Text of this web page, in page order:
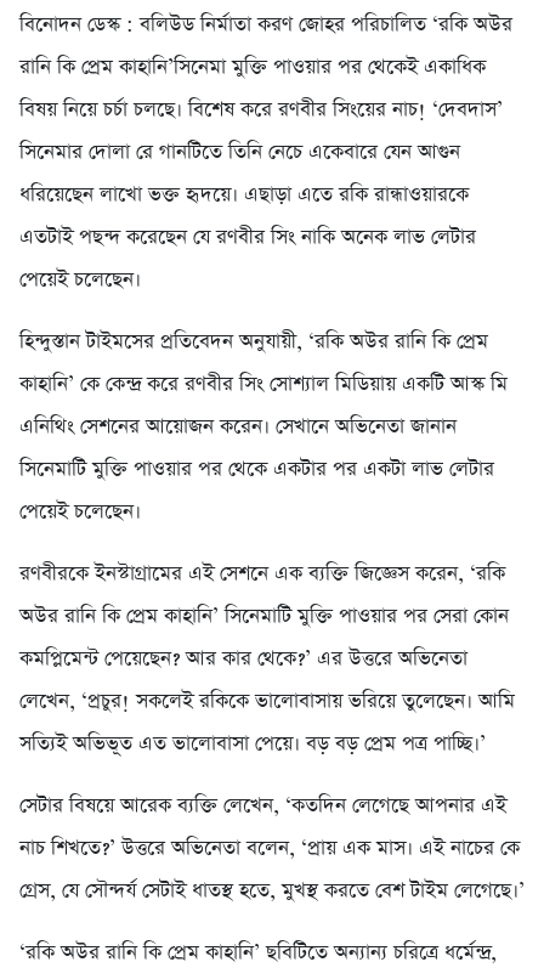
বিনোদন ডেস্ক : বলিউড নির্মাতা করণ জোহর পরিচালিত ‘রকি অউর
রানি কি প্রেম কাহানি’সিনেমা মুক্তি পাওয়ার পর থেকেই একাধিক
বিষয় নিয়ে চর্চা চলছে। বিশেষ করে রণবীর সিংয়ের নাচ! ‘দেবদাস’
সিনেমার দোলা রে গানটিতে তিনি নেচে একেবারে যেন আগুন
ধরিয়েছেন লাখো ভক্ত হৃদয়ে। এছাড়া এতে রকি রান্ধাওয়ারকে
এতটাই পছন্দ করেছেন যে রণবীর সিং নাকি অনেক লাভ লেটার
পেয়েই চলেছেন।
হিন্দুস্তান টাইমসের প্রতিবেদন অনুযায়ী, ‘রকি অউর রানি কি প্রেম
কাহানি’ কে কেন্দ্র করে রণবীর সিং সোশ্যাল মিডিয়ায় একটি আস্ক মি
এনিথিং সেশনের আয়োজন করেন। সেখানে অভিনেতা জানান
সিনেমাটি মুক্তি পাওয়ার পর থেকে একটার পর একটা লাভ লেটার
পেয়েই চলেছেন।
রণবীরকে ইনস্টাগ্রামের এই সেশনে এক ব্যক্তি জিজ্ঞেস করেন, ‘রকি
অউর রানি কি প্রেম কাহানি’ সিনেমাটি মুক্তি পাওয়ার পর সেরা কোন
কমপ্লিমেন্ট পেয়েছেন? আর কার থেকে?’ এর উত্তরে অভিনেতা
লেখেন, ‘প্রচুর! সকলেই রকিকে ভালোবাসায় ভরিয়ে তুলেছেন। আমি
সত্যিই অভিভূত এত ভালোবাসা পেয়ে। বড় বড় প্রেম পত্র পাচ্ছি।’
সেটার বিষয়ে আরেক ব্যক্তি লেখেন, ‘কতদিন লেগেছে আপনার এই
নাচ শিখতে?’ উত্তরে অভিনেতা বলেন, ‘প্রায় এক মাস। এই নাচের কে
গ্রেস, যে সৌন্দর্য সেটাই ধাতস্থ হতে, মুখস্থ করতে বেশ টাইম লেগেছে।’
‘রকি অউর রানি কি প্রেম কাহানি’ ছবিটিতে অন্যান্য চরিত্রে ধর্মেন্দ্র,